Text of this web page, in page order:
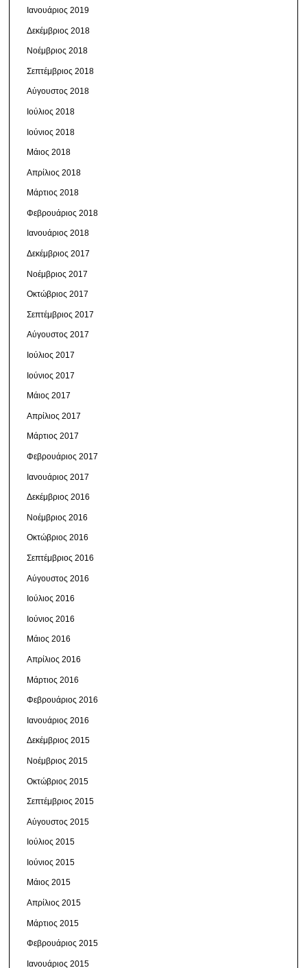
Ιανουάριος 2019
Δεκέμβριος 2018
Νοέμβριος 2018
Σεπτέμβριος 2018
Αύγουστος 2018
Ιούλιος 2018
Ιούνιος 2018
Μάιος 2018
Απρίλιος 2018
Μάρτιος 2018
Φεβρουάριος 2018
Ιανουάριος 2018
Δεκέμβριος 2017
Νοέμβριος 2017
Οκτώβριος 2017
Σεπτέμβριος 2017
Αύγουστος 2017
Ιούλιος 2017
Ιούνιος 2017
Μάιος 2017
Απρίλιος 2017
Μάρτιος 2017
Φεβρουάριος 2017
Ιανουάριος 2017
Δεκέμβριος 2016
Νοέμβριος 2016
Οκτώβριος 2016
Σεπτέμβριος 2016
Αύγουστος 2016
Ιούλιος 2016
Ιούνιος 2016
Μάιος 2016
Απρίλιος 2016
Μάρτιος 2016
Φεβρουάριος 2016
Ιανουάριος 2016
Δεκέμβριος 2015
Νοέμβριος 2015
Οκτώβριος 2015
Σεπτέμβριος 2015
Αύγουστος 2015
Ιούλιος 2015
Ιούνιος 2015
Μάιος 2015
Απρίλιος 2015
Μάρτιος 2015
Φεβρουάριος 2015
Ιανουάριος 2015